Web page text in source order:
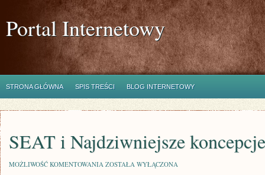
Portal Internetowy
STRONA GŁÓWNA SPIS TREŚCI BLOG INTERNETOWY
SEAT i Najdziwniejsze
MOŻLIWOŚĆ KOMENTOWANIA SEAT
ZOSTAŁA WYŁĄCZONA